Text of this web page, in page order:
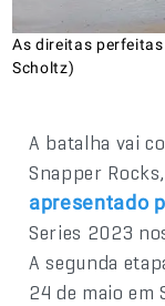
As direitas perfeitas
Scholtz)
A batalha vai
Snapper
apresentado
Series 2023
A segunda
24 de maio em